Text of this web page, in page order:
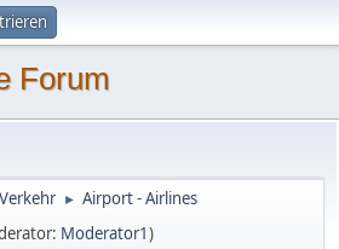
Verkehr ► Airport - Airlines
Moderator1)